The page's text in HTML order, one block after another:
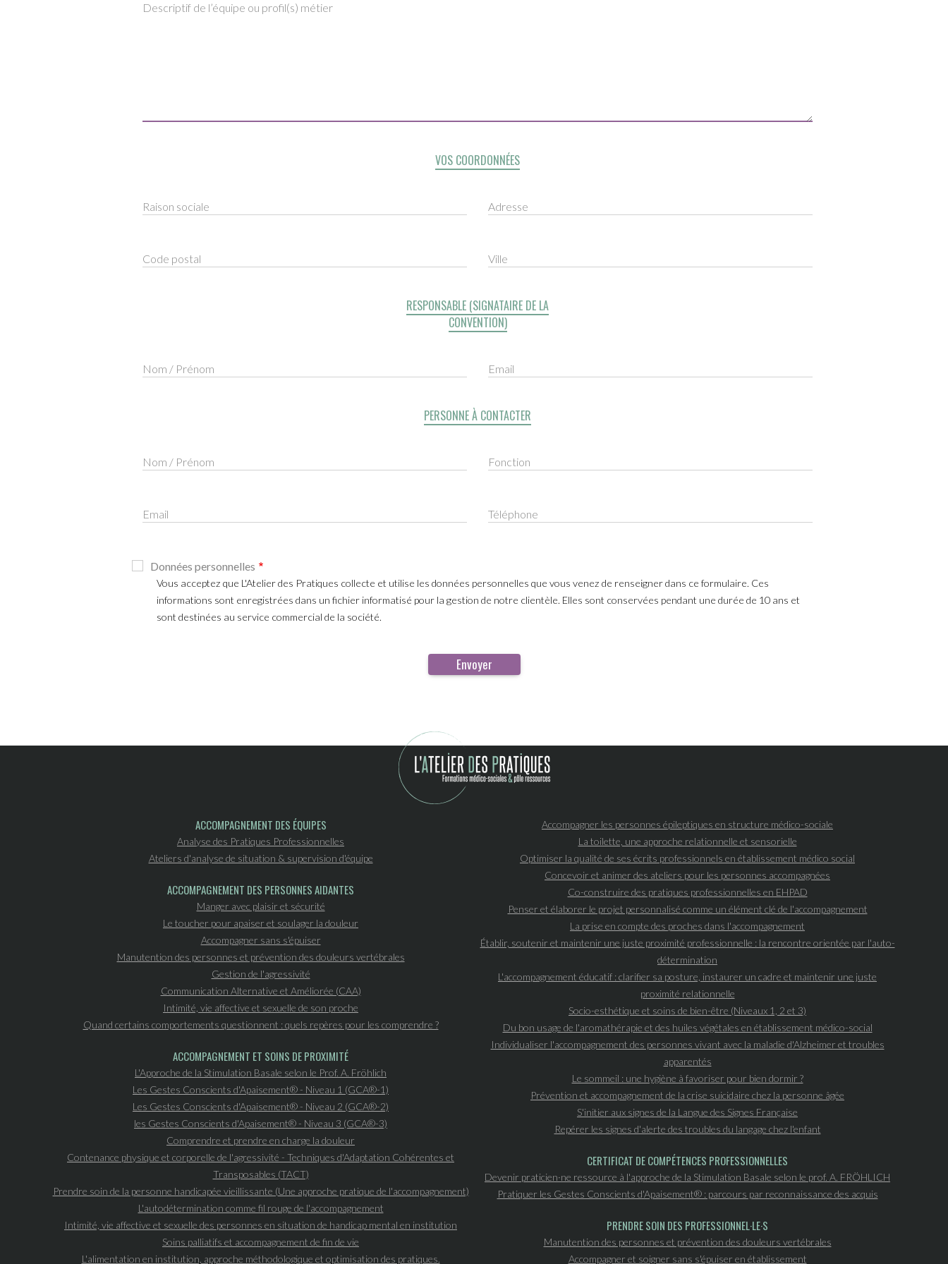
Descriptif de l’équipe ou profil(s) métier
VOS COORDONNÉES
Raison sociale Adresse
Code postal Ville
RESPONSABLE (SIGNATAIRE DE LA
CONVENTION)
Nom / Prénom Email
PERSONNE À CONTACTER
Nom / Prénom Fonction
Email Téléphone
Données personnelles
Vous acceptez que L'Atelier des Pratiques collecte et utilise les données personnelles que vous venez de renseigner dans ce formulaire. Ces
informations sont enregistrées dans un fichier informatisé pour la gestion de notre clientèle. Elles sont conservées pendant une durée de 10 ans et
sont destinées au service commercial de la société.
ACCOMPAGNEMENT DES ÉQUIPES
Analyse des Pratiques Professionnelles
Ateliers d'analyse de situation & supervision d'équipe
ACCOMPAGNEMENT DES PERSONNES AIDANTES
Manger avec plaisir et sécurité
Le toucher pour apaiser et soulager la douleur
Accompagner sans s'épuiser
Manutention des personnes et prévention des douleurs vertébrales
Gestion de l'agressivité
Communication Alternative et Améliorée (CAA)
Intimité, vie affective et sexuelle de son proche
Quand certains comportements questionnent : quels repères pour les comprendre ?
ACCOMPAGNEMENT ET SOINS DE PROXIMITÉ
L'Approche de la Stimulation Basale selon le Prof. A. Fröhlich
Les Gestes Conscients d'Apaisement® - Niveau 1 (GCA®-1)
Les Gestes Conscients d'Apaisement® - Niveau 2 (GCA®-2)
les Gestes Conscients d'Apaisement® - Niveau 3 (GCA®-3)
Comprendre et prendre en charge la douleur
Contenance physique et corporelle de l'agressivité - Techniques d'Adaptation Cohérentes et
Transposables (TACT)
Prendre soin de la personne handicapée vieillissante (Une approche pratique de l'accompagnement)
L'autodétermination comme fil rouge de l'accompagnement
Intimité, vie affective et sexuelle des personnes en situation de handicap mental en institution
Soins palliatifs et accompagnement de fin de vie
L'alimentation en institution, approche méthodologique et optimisation des pratiques.
Accompagner les personnes épileptiques en structure médico-sociale
La toilette, une approche relationnelle et sensorielle
Optimiser la qualité de ses écrits professionnels en établissement médico social
Concevoir et animer des ateliers pour les personnes accompagnées
Co-construire des pratiques professionnelles en EHPAD
Penser et élaborer le projet personnalisé comme un élément clé de l'accompagnement
La prise en compte des proches dans l'accompagnement
Établir, soutenir et maintenir une juste proximité professionnelle : la rencontre orientée par l'auto-
détermination
L'accompagnement éducatif : clarifier sa posture, instaurer un cadre et maintenir une juste
proximité relationnelle
Socio-esthétique et soins de bien-être (Niveaux 1, 2 et 3)
Du bon usage de l'aromathérapie et des huiles végétales en établissement médico-social
Individualiser l'accompagnement des personnes vivant avec la maladie d'Alzheimer et troubles
apparentés
Le sommeil : une hygiène à favoriser pour bien dormir ?
Prévention et accompagnement de la crise suicidaire chez la personne âgée
S'initier aux signes de la Langue des Signes Française
Repérer les signes d'alerte des troubles du langage chez l'enfant
CERTIFICAT DE COMPÉTENCES PROFESSIONNELLES
Devenir praticien·ne ressource à l'approche de la Stimulation Basale selon le prof. A. FRÖHLICH
Pratiquer les Gestes Conscients d'Apaisement® : parcours par reconnaissance des acquis
PRENDRE SOIN DES PROFESSIONNEL·LE·S
Manutention des personnes et prévention des douleurs vertébrales
Accompagner et soigner sans s'épuiser en établissement